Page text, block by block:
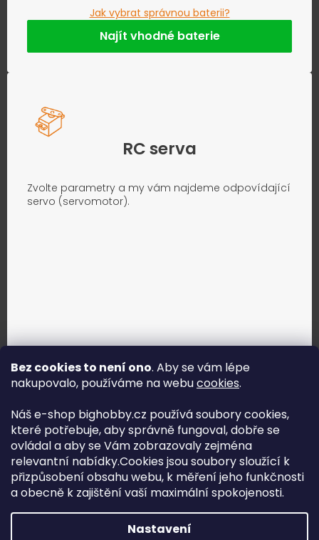
Bez cookies to není ono. Aby se vám lépe
nakupovalo, používáme na webucookies.
Náš e-shop bighobby.cz používá soubory cookies,
které potřebuje, aby správně fungoval, dobře se
ovládal a aby se Vám zobrazovaly zejména
relevantní nabídky.Cookies jsou soubory sloužící k
přizpůsobení obsahu webu, k měření jeho funkčnosti
a obecně k zajištění vaší maximální spokojenosti.
Nastavení
Jak vybrat správnou baterii?
Najít vhodné baterie
RC serva
Zvolte parametry a my vám najdeme odpovídající
servo (servomotor).
Jak vybrat správné servo?
Najít správné servo
Copyright (c) 2016 -2026 Big hobby.cz - všechna práva